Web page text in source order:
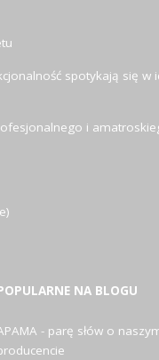
spotykają się w
i
NA BLOGU
- parę słów o